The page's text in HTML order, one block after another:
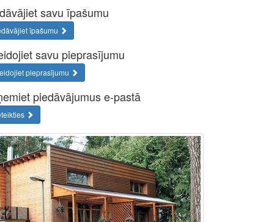
savu īpašumu
īpašumu
savu pieprasījumu
pieprasījumu
piedāvājumus e-pastā